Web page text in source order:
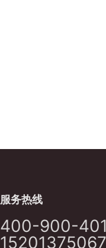
服务热线
400-900-
15201375067